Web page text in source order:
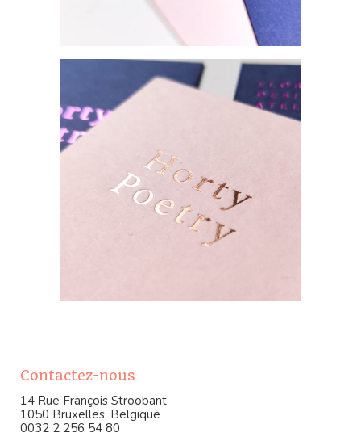
Contactez-nous
14 Rue François Stroobant
1050 Bruxelles, Belgique
0032 2 256 54 80